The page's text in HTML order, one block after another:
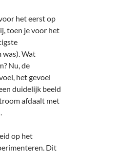
het eerst op
toen je voor het
was). Wat
Nu, de
het gevoel
duidelijk beeld
afdaalt met
op het
Dit